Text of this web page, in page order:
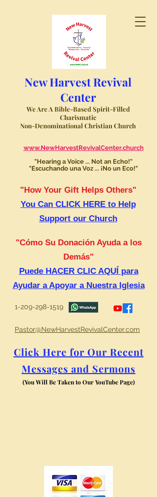
New Harvest Revival
Center
We Are A Bible-Based Spirit-Filled
Charismatic
Non-Denominational Christian Church
www.NewHarvestRevivalCenter.church
"Hearing a Voice ... Not an Echo!"
"Escuchando una Voz ... ¡No un Eco!"
"How Your Gift Helps Others"
You Can CLICK HERE to Help
Support our Church
"Cómo Su Donación Ayuda a los
Demás"
Puede HACER CLIC AQUÍ para
Ayudar a Apoyar a Nuestra Iglesia
1-209-298-1519
Pastor@NewHarvestRevivalCenter.com
Click Here for Our Recent
Messages and Sermons
(You Will Be Taken to Our YouTube Page)